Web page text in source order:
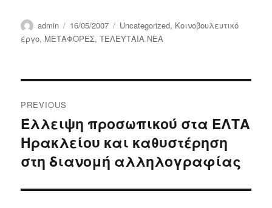
Author
admin
Posted
on
16/05/2007 Categories
Uncategorized, Κοινοβουλευτικό
έργο, ΜΕΤΑΦΟΡΕΣ,ΤΕΛΕΥΤΑΙΑ ΝΕΑ
navigation
PREVIOUS
Previous
post:
Έλλειψη προσωπικού στα ΕΛΤΑ
Ηρακλείου και καθυστέρηση
στη διανομή αλληλογραφίας